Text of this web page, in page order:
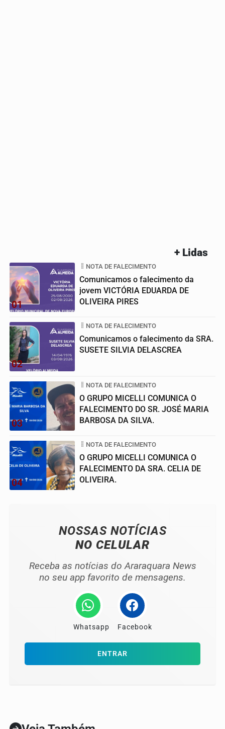
+ Lidas
01
NOTA DE FALECIMENTO
Comunicamos o falecimento da
jovem VICTÓRIA EDUARDA DE
OLIVEIRA PIRES
02
NOTA DE FALECIMENTO
Comunicamos o falecimento da SRA.
SUSETE SILVIA DELASCREA
03
NOTA DE FALECIMENTO
O GRUPO MICELLI COMUNICA O
FALECIMENTO DO SR. JOSÉ MARIA
BARBOSA DA SILVA.
04
NOTA DE FALECIMENTO
O GRUPO MICELLI COMUNICA O
FALECIMENTO DA SRA. CELIA DE
OLIVEIRA.
NOSSAS NOTÍCIAS
NO CELULAR
Receba as notícias do Araraquara News
no seu app favorito de mensagens.
Whatsapp Facebook
ENTRAR